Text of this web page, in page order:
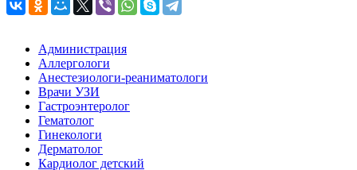
Администрация
Аллергологи
Анестезиологи-реаниматологи
Врачи УЗИ
Гастроэнтеролог
Гематолог
Гинекологи
Дерматолог
Кардиолог детский